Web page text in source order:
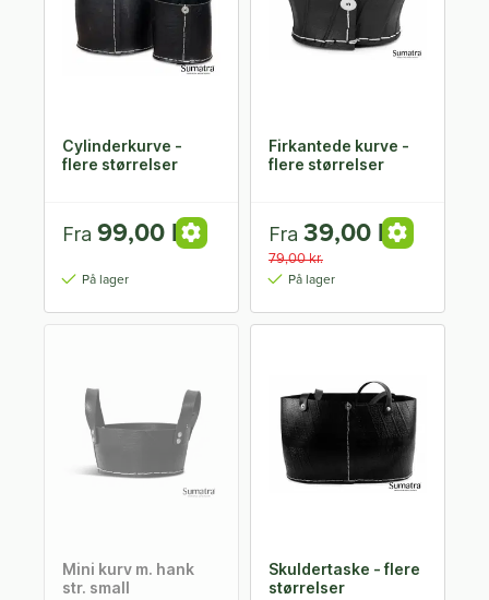
Cylinderkurve -
flere størrelser
Fra 99,00 kr.
På lager
Firkantede kurve -
flere størrelser
Fra 39,00 kr.
79,00 kr.
På lager
Mini kurv m. hank
str. small
Skuldertaske - flere
størrelser